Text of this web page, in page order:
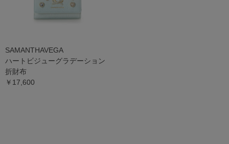
SAMANTHAVEGA
ハートビジューグラデーション
折財布
￥17,600